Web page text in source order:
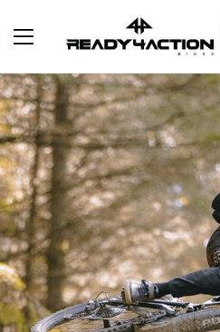
Ready4Action